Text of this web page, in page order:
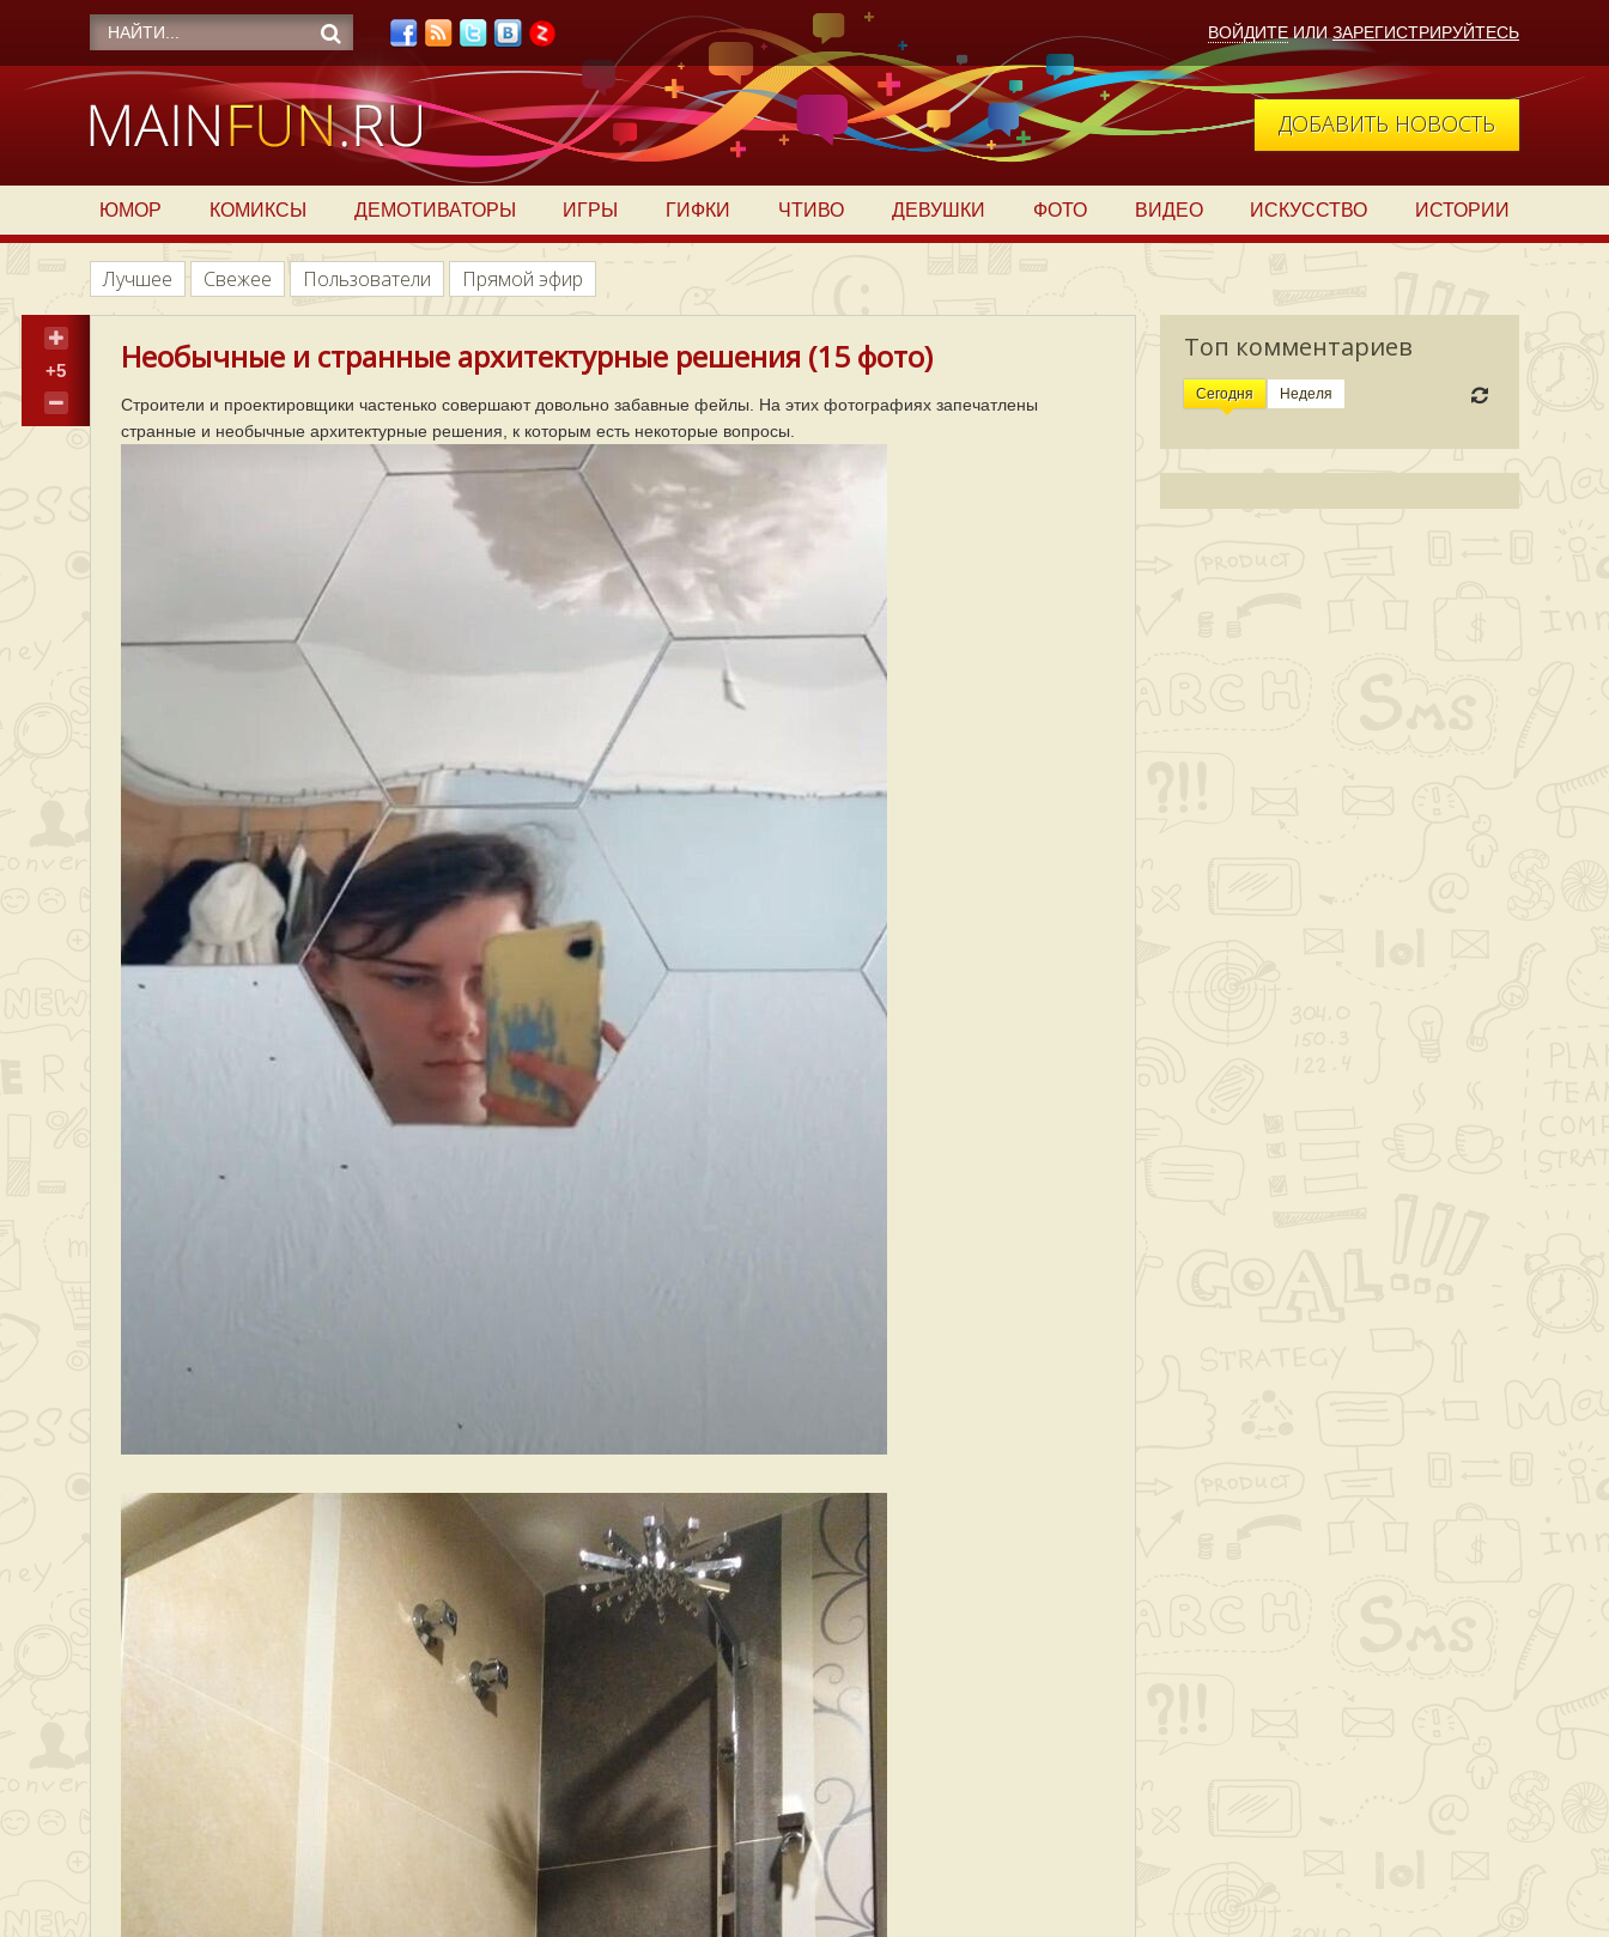
ВОЙДИТЕ ИЛИ ЗАРЕГИСТРИРУЙТЕСЬ
ДОБАВИТЬ НОВОСТЬ
ЮМОР КОМИКСЫ ДЕМОТИВАТОРЫ ИГРЫ ГИФКИ ЧТИВО ДЕВУШКИ ФОТО ВИДЕО ИСКУССТВО ИСТОРИИ
Лучшее Свежее Пользователи Прямой эфир
Топ комментариев
Сегодня Неделя
+5 Необычные и странные архитектурные решения (15 фото)
Строители и проектировщики частенько совершают довольно забавные фейлы. На этих фотографиях запечатлены
странные и необычные архитектурные решения, к которым есть некоторые вопросы.